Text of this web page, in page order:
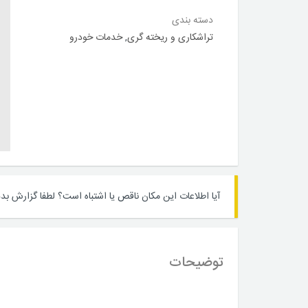
دسته بندی
تراشکاری و ریخته گری,خدمات خودرو
آیا اطلاعات این مکان ناقص یا اشتباه است؟ لطفا گزارش
توضیحات